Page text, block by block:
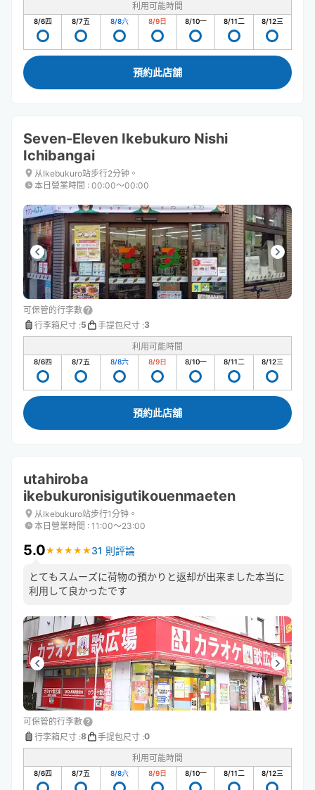
利用可能時間
8/6四 8/7五 8/8六 8/9日 8/10一 8/11二 8/12三
預約此店舖
Seven-Eleven Ikebukuro Nishi
Ichibangai
从Ikebukuro站步行2分钟。
本日營業時間 : 00:00〜00:00
可保管的行李數
行李箱尺寸 :5 手提包尺寸 :3
利用可能時間
8/6四 8/7五 8/8六 8/9日 8/10一 8/11二 8/12三
預約此店舖
utahiroba
ikebukuronisigutikouenmaeten
从Ikebukuro站步行1分钟。
本日營業時間 : 11:00〜23:00
5.0★ ★ ★ ★ ★
★ ★ ★ ★ ★ 31 則評論
とてもスムーズに荷物の預かりと返却が出来ました本当に
利用して良かったです
可保管的行李數
行李箱尺寸 :8 手提包尺寸 :0
利用可能時間
8/6四 8/7五 8/8六 8/9日 8/10一 8/11二 8/12三